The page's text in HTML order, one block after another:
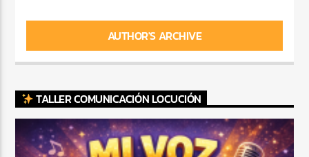
AUTHOR'S ARCHIVE
TALLER COMUNICACIÓN LOCUCIÓN